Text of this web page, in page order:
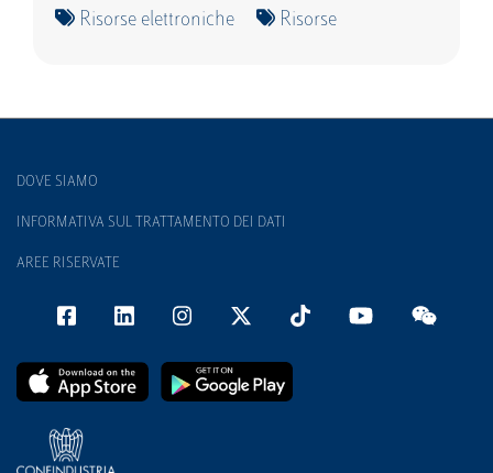
Risorse elettroniche Risorse
DOVE SIAMO
INFORMATIVA SUL TRATTAMENTO DEI DATI
AREE RISERVATE